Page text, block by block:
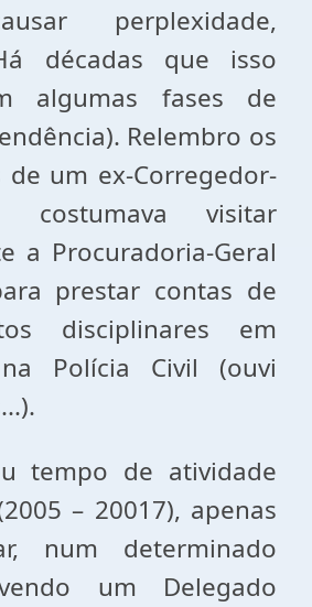
perplexidade,
décadas que isso
algumas fases de
Relembro os
de um ex-Corregedor-
costumava visitar
a Procuradoria-Geral
prestar contas de
disciplinares em
Polícia Civil (ouvi
tempo de atividade
– 20017), apenas
num determinado
um Delegado